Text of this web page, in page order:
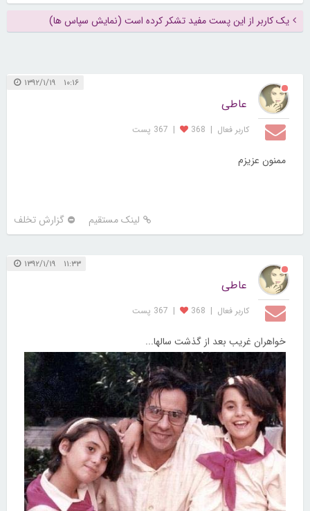
یک کاربر از این پست مفید تشکر کرده است (نمایش سپاس ها)
۱۰:۱۶ ۱۳۹۲/۱/۱۹
عاطی
کاربر فعال |
368
| 367 پست
ممنون عزیزم
لینک مستقیم گزارش تخلف
۱۱:۳۳ ۱۳۹۲/۱/۱۹
عاطی
کاربر فعال |
368
| 367 پست
خواهران غریب بعد از گذشت سالها...